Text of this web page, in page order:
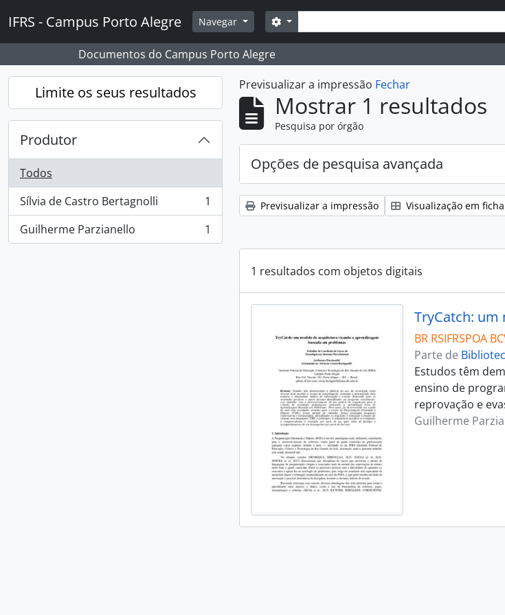
IFRS - Campus Porto Alegre Navegar Pesquisar
Opções de busca
Documentos do Campus Porto Alegre
Limite os seus resultados
Produtor
Todos
Sílvia de Castro Bertagnolli
, 1 resultados
1
Guilherme Parzianello
, 1 resultados 1
Previsualizar a impressão Fechar
Mostrar 1 resultados
Pesquisa por órgão
Opções de pesquisa avançada
Previsualizar a impressão Visualização em ficha
1 resultados com objetos digitais
BR RSIFRSPOA
Parte de
Estudos têm
ensino de
reprovação e
Guilherme